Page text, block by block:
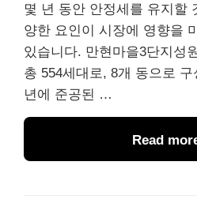
몇 년 동안 안정세를 유지할
양한 요인이 시장에 영향을
있습니다. 만현마을3단지성
총 554세대로, 8개 동으로
년에 준공된 …
Read